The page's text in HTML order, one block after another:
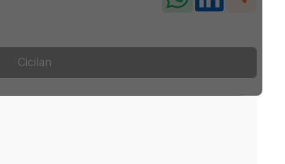
Cicilan